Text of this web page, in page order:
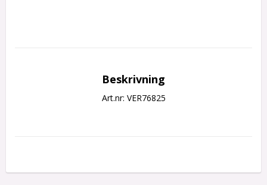
Beskrivning
Art.nr: VER76825